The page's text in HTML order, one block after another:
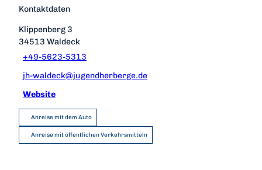
Kontaktdaten
Klippenberg 3
34513 Waldeck
+49-5623-5313
jh-waldeck@jugendherberge.de
Website
Anreise mit dem Auto
Anreise mit öffentlichen Verkehrsmitteln